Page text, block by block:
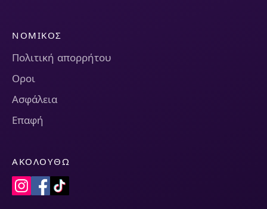
ΝΟΜΙΚΌΣ
Πολιτική απορρήτου
Οροι
Ασφάλεια
Επαφή
ΑΚΟΛΟΥΘΏ